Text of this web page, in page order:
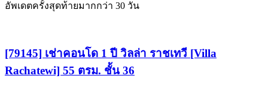
อัพเดตครั้งสุดท้ายมากกว่า 30 วัน
[79145] เช่าคอนโด 1 ปี วิลล่า ราชเทวี [Villa
Rachatewi] 55 ตรม. ชั้น 36